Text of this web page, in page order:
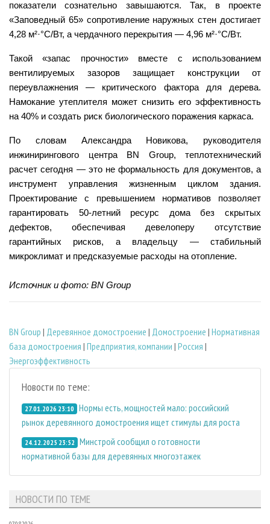
показатели сознательно завышаются. Так, в проекте
«Заповедный 65» сопротивление наружных стен достигает
4,28 м²·°С/Вт, а чердачного перекрытия — 4,96 м²·°С/Вт.
Такой «запас прочности» вместе с использованием
вентилируемых зазоров защищает конструкции от
переувлажнения — критического фактора для дерева.
Намокание утеплителя может снизить его эффективность
на 40% и создать риск биологического поражения каркаса.
По словам Александра Новикова, руководителя
инжинирингового центра BN Group, теплотехнический
расчет сегодня — это не формальность для документов, а
инструмент управления жизненным циклом здания.
Проектирование с превышением нормативов позволяет
гарантировать 50-летний ресурс дома без скрытых
дефектов, обеспечивая девелоперу отсутствие
гарантийных рисков, а владельцу — стабильный
микроклимат и предсказуемые расходы на отопление.
Источник и фото: BN Group
BN Group | Деревянное домостроение | Домостроение | Нормативная
база домостроения | Предприятия, компании | Россия |
Энергоэффективность
Новости по теме:
27.01.2026 23:10 Нормы есть, мощностей мало: российский
рынок деревянного домостроения ищет стимулы для роста
24.12.2025 23:52 Минстрой сообщил о готовности
нормативной базы для деревянных многоэтажек
НОВОСТИ ПО ТЕМЕ